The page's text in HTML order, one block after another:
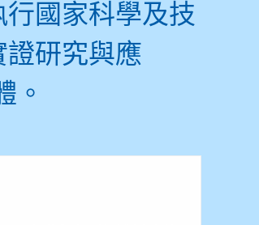
國家科學及技
研究與應
。